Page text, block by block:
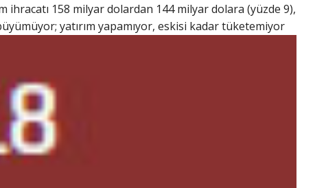
158 milyar dolardan 144 milyar dolara (yüzde 9),
yatırım yapamıyor, eskisi kadar tüketemiyor